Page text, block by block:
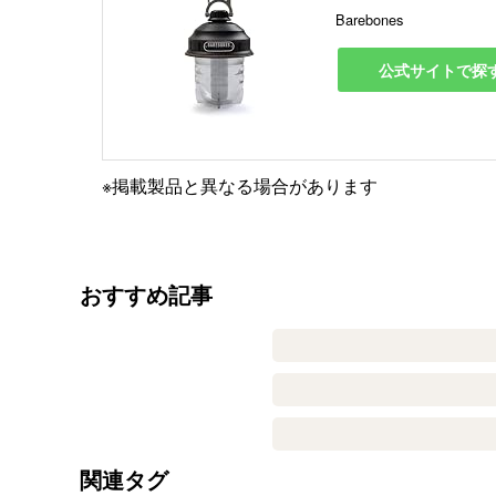
Barebones
公式サイトで探
※掲載製品と異なる場合があります
おすすめ記事
関連タグ